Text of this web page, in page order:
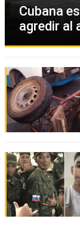
Cubana
agredir al